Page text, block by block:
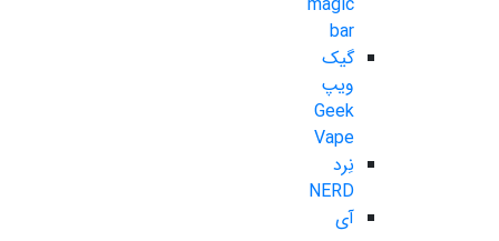
bar
گیک
ویپ
Geek
Vape
نِرد
NERD
آی